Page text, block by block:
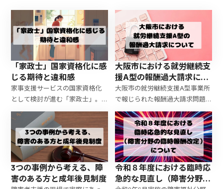
「家政士」国家資格化に感
じる期待と違和感
家事支援サービスの国家資格化
として検討が進む「家政士」。
既存の民間資格や介護福祉士等
との重複、合格率上昇と人材減
少という福祉資格の現状を踏ま
え、その行方を考察する。
大阪市における就労継続支
援A型の報酬過大請求につ
いて
大阪市の就労継続支援A型事業所
で報じられた報酬過大請求問題
について、就労移行支援体制加算
の不正スキーム、20億円超とさ
れる請求額の背景、制度運用と
今後の課題を解説します。
3つの事例から考える、障
害のある方と成年後見制度
令和８年度における臨時応
急的な見直し（障害分野の